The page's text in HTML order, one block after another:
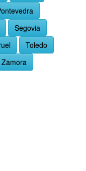
Segovia
Toledo
Zamora